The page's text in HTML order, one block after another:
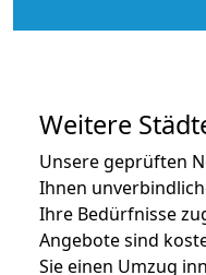
Weitere
Unsere geprüften
Ihnen
Ihre Bedürfnisse
Angebote sind
Sie einen Umzug